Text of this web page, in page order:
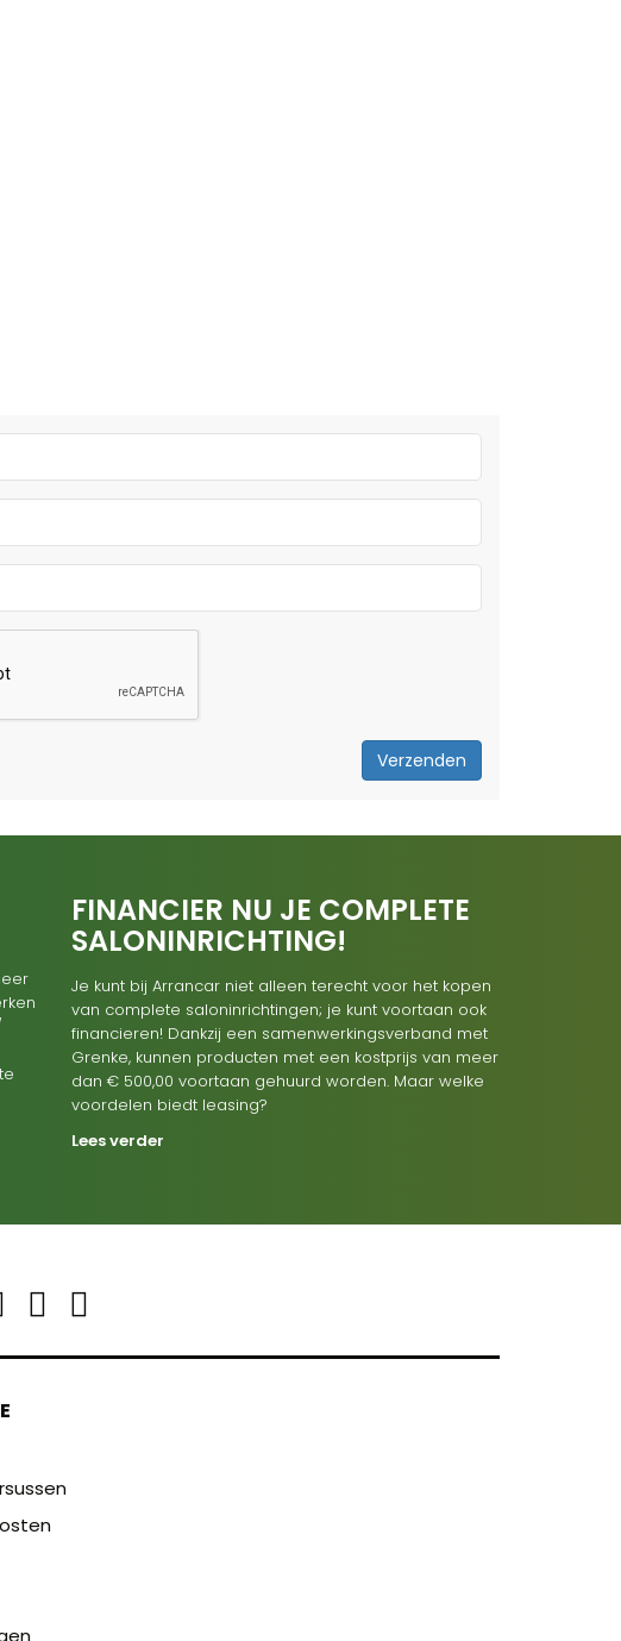
Verzenden
FINANCIER NU JE COMPLETE
SALONINRICHTING!
Je kunt bij Arrancar niet alleen terecht voor het kopen
van complete saloninrichtingen; je kunt voortaan ook
financieren! Dankzij een samenwerkingsverband met
Grenke, kunnen producten met een kostprijs van meer
dan € 500,00 voortaan gehuurd worden. Maar welke
voordelen biedt leasing?
Lees verder